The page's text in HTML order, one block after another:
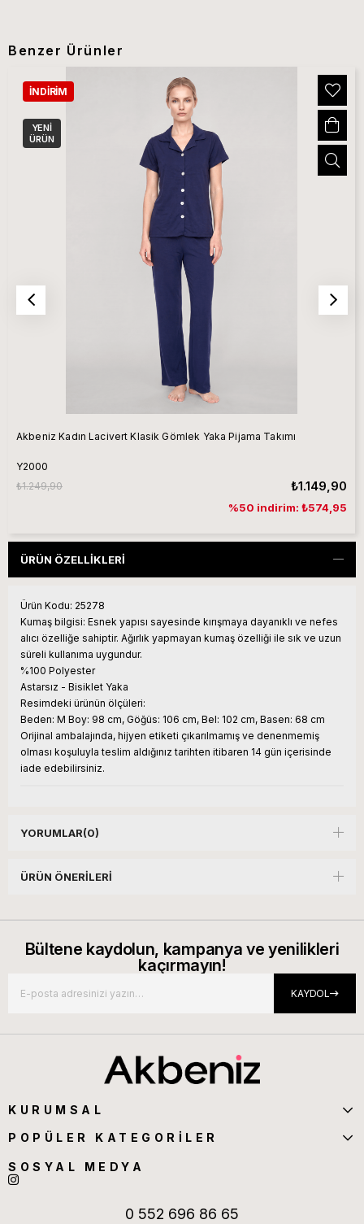
Benzer Ürünler
Akbeniz Kadın Lacivert Klasik Gömlek Yaka Pijama Takımı
Y2000
₺1.149,90
₺1.249,90
%50 indirim: ₺574,95
İNDIRIM
YENI
ÜRÜN
ÜRÜN ÖZELLIKLERI
Ürün Kodu: 25278
Kumaş bilgisi: Esnek yapısı sayesinde kırışmaya dayanıklı ve nefes
alıcı özelliğe sahiptir. Ağırlık yapmayan kumaş özelliği ile sık ve uzun
süreli kullanıma uygundur.
%100 Polyester
Astarsız - Bisiklet Yaka
Resimdeki ürünün ölçüleri:
Beden: M Boy: 98 cm, Göğüs: 106 cm, Bel: 102 cm, Basen: 68 cm
Orijinal ambalajında, hijyen etiketi çıkarılmamış ve denenmemiş
olması koşuluyla teslim aldığınız tarihten itibaren 14 gün içerisinde
iade edebilirsiniz.
YORUMLAR(0)
ÜRÜN ÖNERILERI
Bültene kaydolun, kampanya ve yenilikleri
kaçırmayın!
KAYDOL
KURUMSAL
POPÜLER KATEGORİLER
SOSYAL MEDYA
0 552 696 86 65